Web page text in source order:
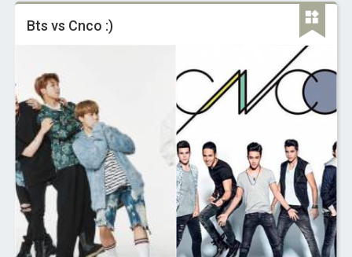
Bts vs Cnco :)